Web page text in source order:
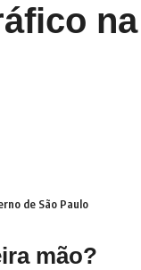
de São Paulo
mão?